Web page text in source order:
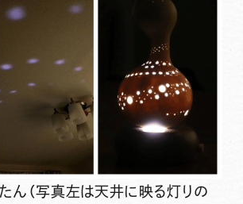
ん（写真左は天井に映る灯りの